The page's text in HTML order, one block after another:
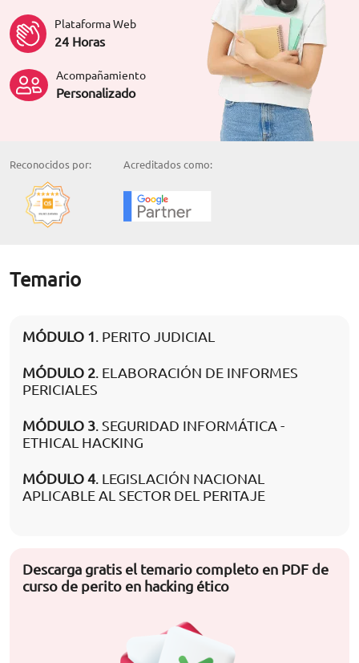
Plataforma Web
24 Horas
Acompañamiento
Personalizado
Reconocidos por: Acreditados como:
Temario
MÓDULO 1 . PERITO JUDICIAL
MÓDULO 2 . ELABORACIÓN DE INFORMES
PERICIALES
MÓDULO 3 . SEGURIDAD INFORMÁTICA -
ETHICAL HACKING
MÓDULO 4. LEGISLACIÓN NACIONAL
APLICABLE AL SECTOR DEL PERITAJE
Descarga gratis el temario completo en PDF de
curso de perito en hacking ético